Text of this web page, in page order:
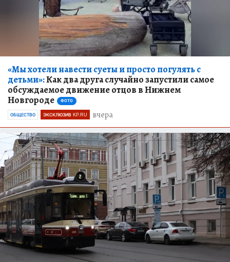
«Мы хотели навести суеты и просто погулять с
детьми»:Как два друга случайно запустили самое
обсуждаемое движение отцов в Нижнем
Новгороде
ФОТО
вчера
ОБЩЕСТВО ЭКСКЛЮЗИВ KP.RU